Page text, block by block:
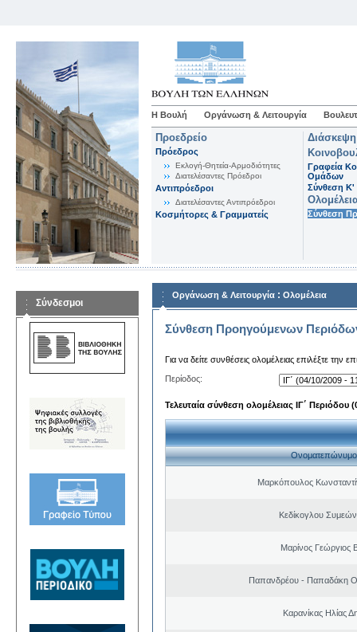
Η Βουλή Οργάνωση & Λειτουργία
Προεδρείο
Πρόεδρος
Εκλογή-Θητεία-Αρμοδιότητες
Διατελέσαντες Πρόεδροι
Αντιπρόεδροι
Διατελέσαντες Αντιπρόεδροι
Κοσμήτορες & Γραμματείς
Γραφεία
Ομάδων
Σύνθεση K'
Σύνθεση
Σύνδεσμοι
Οργάνωση & Λειτουργία : Ολομέλεια
Σύνθεση Προηγούμενων
Για να δείτε συνθέσεις ολομέλειας επιλέξτε την
Περίοδος:
Τελευταία σύνθεση ολομέλειας ΙΓ΄ Περιόδου
Ονοματεπώνυμο
Μαρκόπουλος
Κεδίκογλου
Μαρίνος Γεώργιος
Παπανδρέου - Παπαδάκη
Καρανίκας Ηλίας